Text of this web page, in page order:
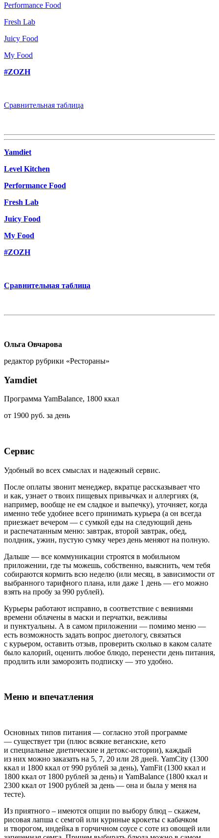
Performance Food
Fresh Lab
Juicy Food
My Food
#ZOZH
Сравнительная таблица
Yamdiet
Level Kitchen
Performance Food
Fresh Lab
Juicy Food
My Food
#ZOZH
Сравнительная таблица
Ольга Овчарова
редактор рубрики «Рестораны»
Yamdiet
Программа YamBalance, 1800 ккал
от 1900 руб. за день
Сервис
Удобный во всех смыслах и надежный сервис.
После оплаты звонит менеджер, вкратце рассказывает что
и как, узнает о твоих пищевых привычках и аллергиях (я,
например, вообще не ем сладкое и выпечку), уточняет, когда
именно тебе удобнее всего принимать курьера (а он всегда
приезжает вечером — с сумкой еды на следующий день
и распечатанным меню: завтрак, второй завтрак, обед,
полдник, ужин, пустую сумку через день меняют на полную.
Дальше — все коммуникации строятся в мобильном
приложении, где ты можешь, собственно, выяснить, чем тебя
собираются кормить всю неделю (или месяц, в зависимости от
выбранного тарифного плана, или даже 1 день — его можно
взять на пробу за 990 рублей).
Курьеры работают исправно, в соответствие с веяниями
времени облачены в маски и перчатки, вежливы
и пунктуальны. А в самом приложении — помимо меню —
есть возможность задать вопрос диетологу, связаться
с курьером, оставить отзыв, проверить сколько в каком салате
было калорий, оценить любое блюдо, перенести день питания,
продлить или заморозить подписку — это удобно.
Меню и впечатления
Основных типов питания — согласно этой программе
— существует три (плюс всякие веганские, кето
и специальные диетические и детокс-истории), каждый
из них можно заказать на 5, 7, 20 или 28 дней. YamCity (1300
ккал и 1800 ккал от 990 рублей за день), YamFit (1300 ккал и
1800 ккал от 1800 рублей за день) и YamBalance (1800 ккал и
2300 ккал от 1900 рублей за день — она и была у меня на
тесте).
Из приятного – имеются опции по выбору блюд – скажем,
рисовая лапша с семгой или куриные крокеты с кабачком
и творогом, индейка в горчичном соусе с соте из овощей или